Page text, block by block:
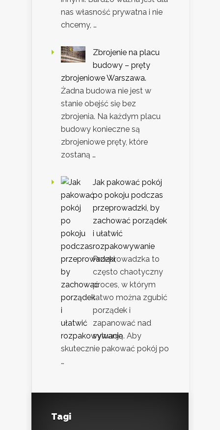
nas własność prywatna i nie
chcemy, …
Zbrojenie na placu
budowy – pręty
zbrojeniowe Warszawa.
Żadna budowa nie jest w
stanie obejść się bez
zbrojenia. Na każdym placu
budowy konieczne są
zbrojeniowe pręty, które
zostaną …
Jak pakować pokój
po pokoju podczas
przeprowadzki, by
zachować porządek
i ułatwić
rozpakowywanie
Przeprowadzka to
często chaotyczny
proces, w którym
łatwo można zgubić
porządek i
zapanować nad
sytuacją. Aby
skutecznie pakować pokój po
…
Tagi